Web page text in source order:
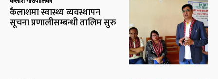
कैलाशमा स्वास्थ्य व्यवस्थापन
सूचना प्रणालीसम्बन्धी तालिम सुरु